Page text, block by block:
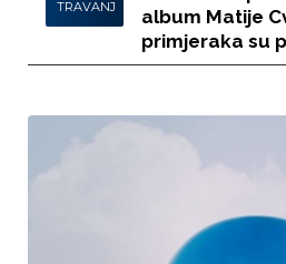
TRAVANJ
album Matije
primjeraka su